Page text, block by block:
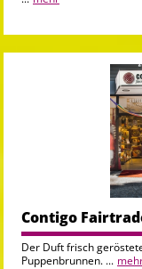
Contigo
Der Duft frisch
Puppenbrunnen. ...